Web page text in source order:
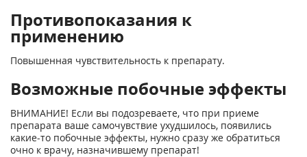
Противопоказания к
применению
Повышенная чувствительность к препарату.
Возможные побочные эффекты
ВНИМАНИЕ! Если вы подозреваете, что при приеме
препарата ваше самочувствие ухудшилось, появились
какие-то побочные эффекты, нужно сразу же обратиться
очно к врачу, назначившему препарат!